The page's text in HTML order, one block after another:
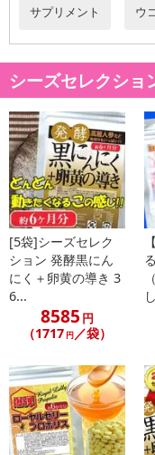
【賞味・消費期限のある
のでご了承ください。
【キャンセルについて】
※お申込み後のキャンセ
記載されている内容を必
にご納得いただきました
※パッケージ変更や商品
の掲載画像や画像内のバ
合がございます。
また、[新たな加工食品
了により、商品詳細内に
合がございます。
あらかじめご了承いた
によるお申込み後のキ
【お支払いについて】
※お支払い方法は、電話
イントがご利用いただけ
サプリメント ウ
シーズセレクショ
[5袋]シーズセレク
ション 発酵黒にん
にく＋卵黄の導き 3
6...
8585 円
（1717 円／袋）